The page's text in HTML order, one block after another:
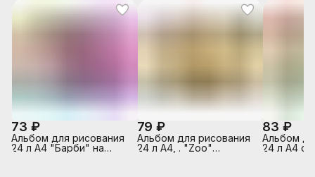
73 ₽
Альбом для рисования
24 л А4 "Барби" на
79 ₽
Альбом для рисования
24 л А4, . "Zoo"
83 ₽
Альбом
24 л А4